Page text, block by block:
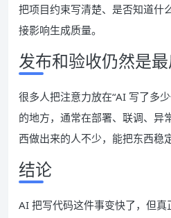
把项目约束写清楚、是否知道什
接影响生成质量。
发布和验收仍然是
很多人把注意力放在“AI 写了多
的地方，通常在部署、联调、异
西做出来的人不少，能把东西稳
结论
AI 把写代码这件事变快了，但